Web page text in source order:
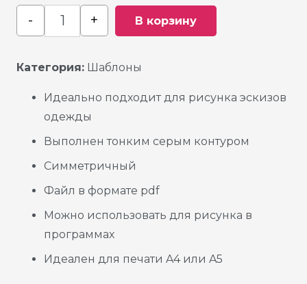
Quantity
- + В корзину
Категория: Шаблоны
Идеально подходит для рисунка эскизов
одежды
Выполнен тонким серым контуром
Симметричный
Файл в формате pdf
Можно использовать для рисунка в
программах
Идеален для печати A4 или A5